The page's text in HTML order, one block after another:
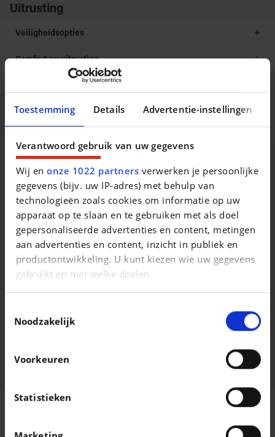
Toestemming Details Advertentie-instellingen
Verantwoord gebruik van uw gegevens
Wij enonze 1022 partners verwerken je persoonlijke
gegevens (bijv. uw IP-adres) met behulp van
technologieën zoals cookies om informatie op uw
apparaat op te slaan en te gebruiken met als doel
gepersonaliseerde advertenties en content, metingen
aan advertenties en content, inzicht in publiek en
productontwikkeling. U kunt kiezen wie uw gegevens
gebruikt en met welke doelen.
Informatie verzamelen over uw geografische
locatie, die tot een paar meter nauwkeurig kan zijn
Uw apparaat identificeren door het actief te
scannen op specifieke eigenschappen
Lees meer over hoe uw persoonlijke gegevens worden
detailgedeelte
in. U kunt uw toestemming op elk moment wijzigen of
Noodzakelijk
Voorkeuren
Statistieken
Uitrusting
Veiligheidsopties
Comfort en uitrusting
Beschrijving van het voertuig occasie
BMW X3
Vergelijkbare voertuigen
BMW X3
10.450 EUR| 190.000 km
BMW X3
66.029 km